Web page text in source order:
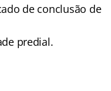
de conclusão de
predial.